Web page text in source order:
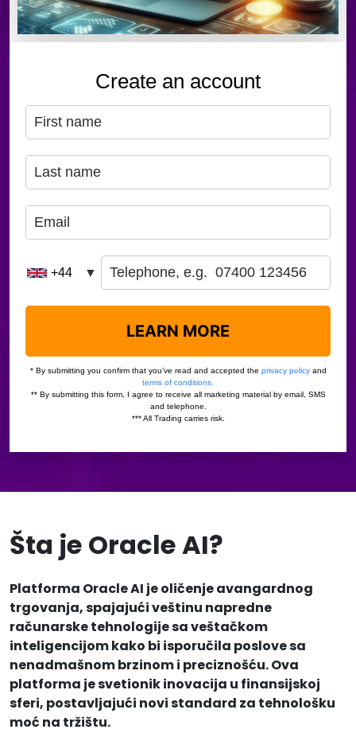
Šta je Oracle AI?
Platforma Oracle AI je oličenje avangardnog
trgovanja, spajajući veštinu napredne
računarske tehnologije sa veštačkom
inteligencijom kako bi isporučila poslove sa
nenadmašnom brzinom i preciznošću. Ova
platforma je svetionik inovacija u finansijskoj
sferi, postavljajući novi standard za tehnološku
moć na tržištu.